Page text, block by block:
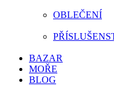
OBLEČENÍ
BAZAR
MOŘE
BLOG